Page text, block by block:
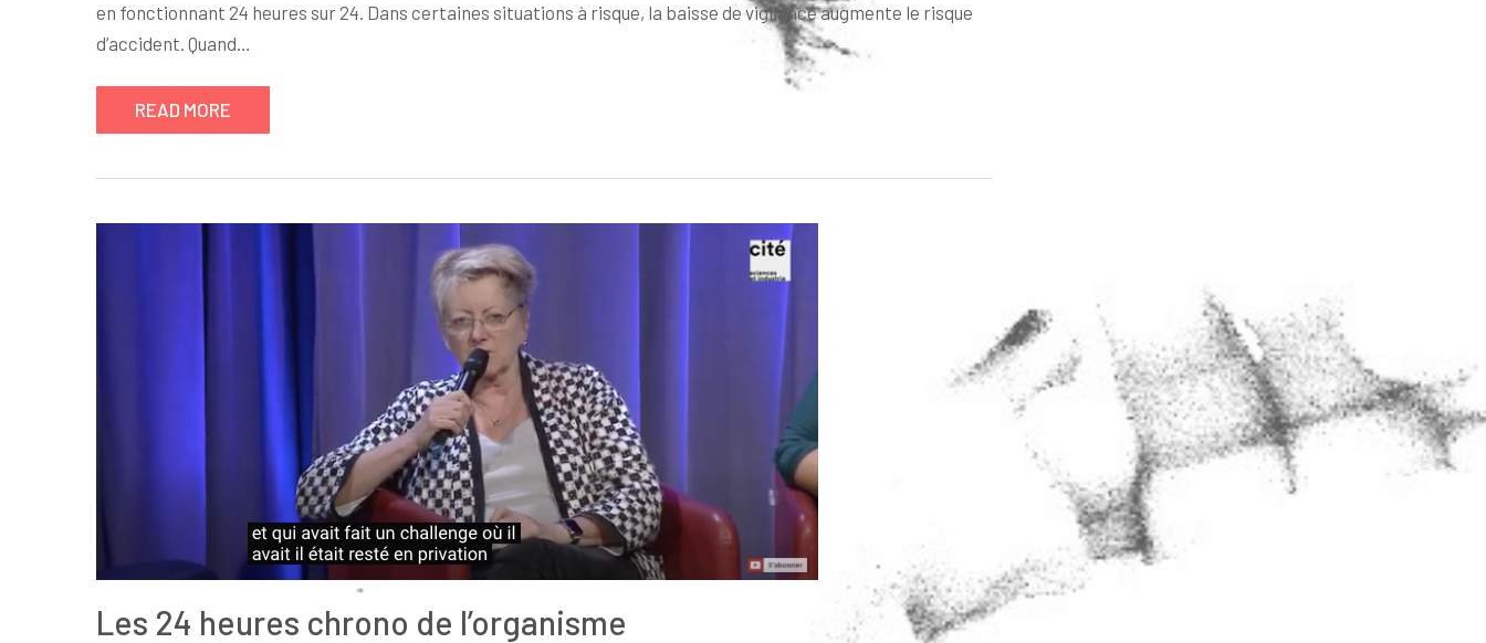
en fonctionnant 24 heures sur 24. Dans certaines situations à risque, la baisse de vigilance augmente le risque
d’accident. Quand…
READ MORE
Les 24 heures chrono de l’organisme